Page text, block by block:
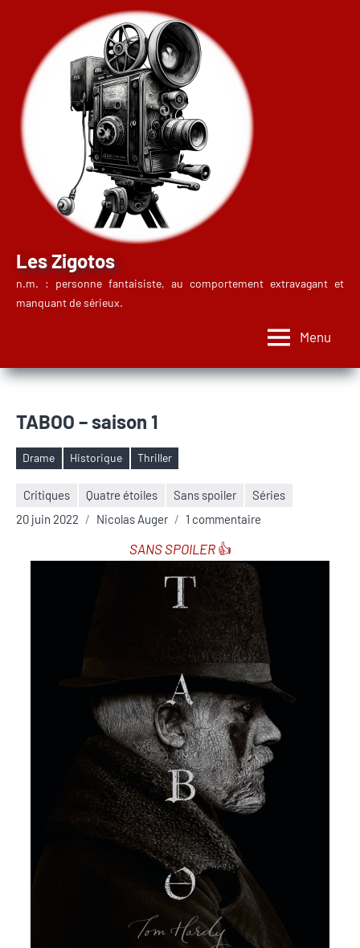
contenu
Les Zigotos
n.m. : personne fantaisiste, au comportement extravagant et
manquant de sérieux.
Menu
TABOO – saison 1
Étiquettes
Drame Historique Thriller
Critiques Quatre étoiles Sans spoiler
Séries
20 juin 2022
Nicolas Auger 1 commentaire